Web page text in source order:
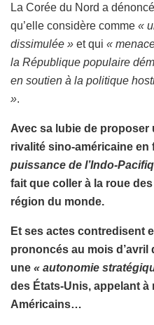
La Corée du Nord a
qu’elle considère comme «
dissimulée » et qui «
la République populaire
en soutien à la politique
».
Avec sa lubie de proposer
rivalité sino-américaine en
puissance de l’Indo-
fait que coller à la roue
région du monde.
Et ses actes contredisent
prononcés au mois d’avril
une « autonomie
des États-Unis, appelant à
Américains…